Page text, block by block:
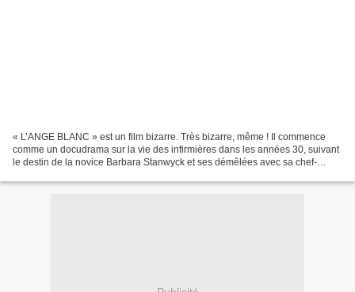
« L’ANGE BLANC » est un film bizarre. Très bizarre, même ! Il commence
comme un docudrama sur la vie des infirmières dans les années 30, suivant
le destin de la novice Barbara Stanwyck et ses démêlées avec sa chef-